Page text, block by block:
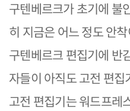
구텐베르크가 초기에 불
히 지금은 어느 정도 안
구텐베르크 편집기에 반
자들이 아직도 고전 편
고전 편집기는 워드프레